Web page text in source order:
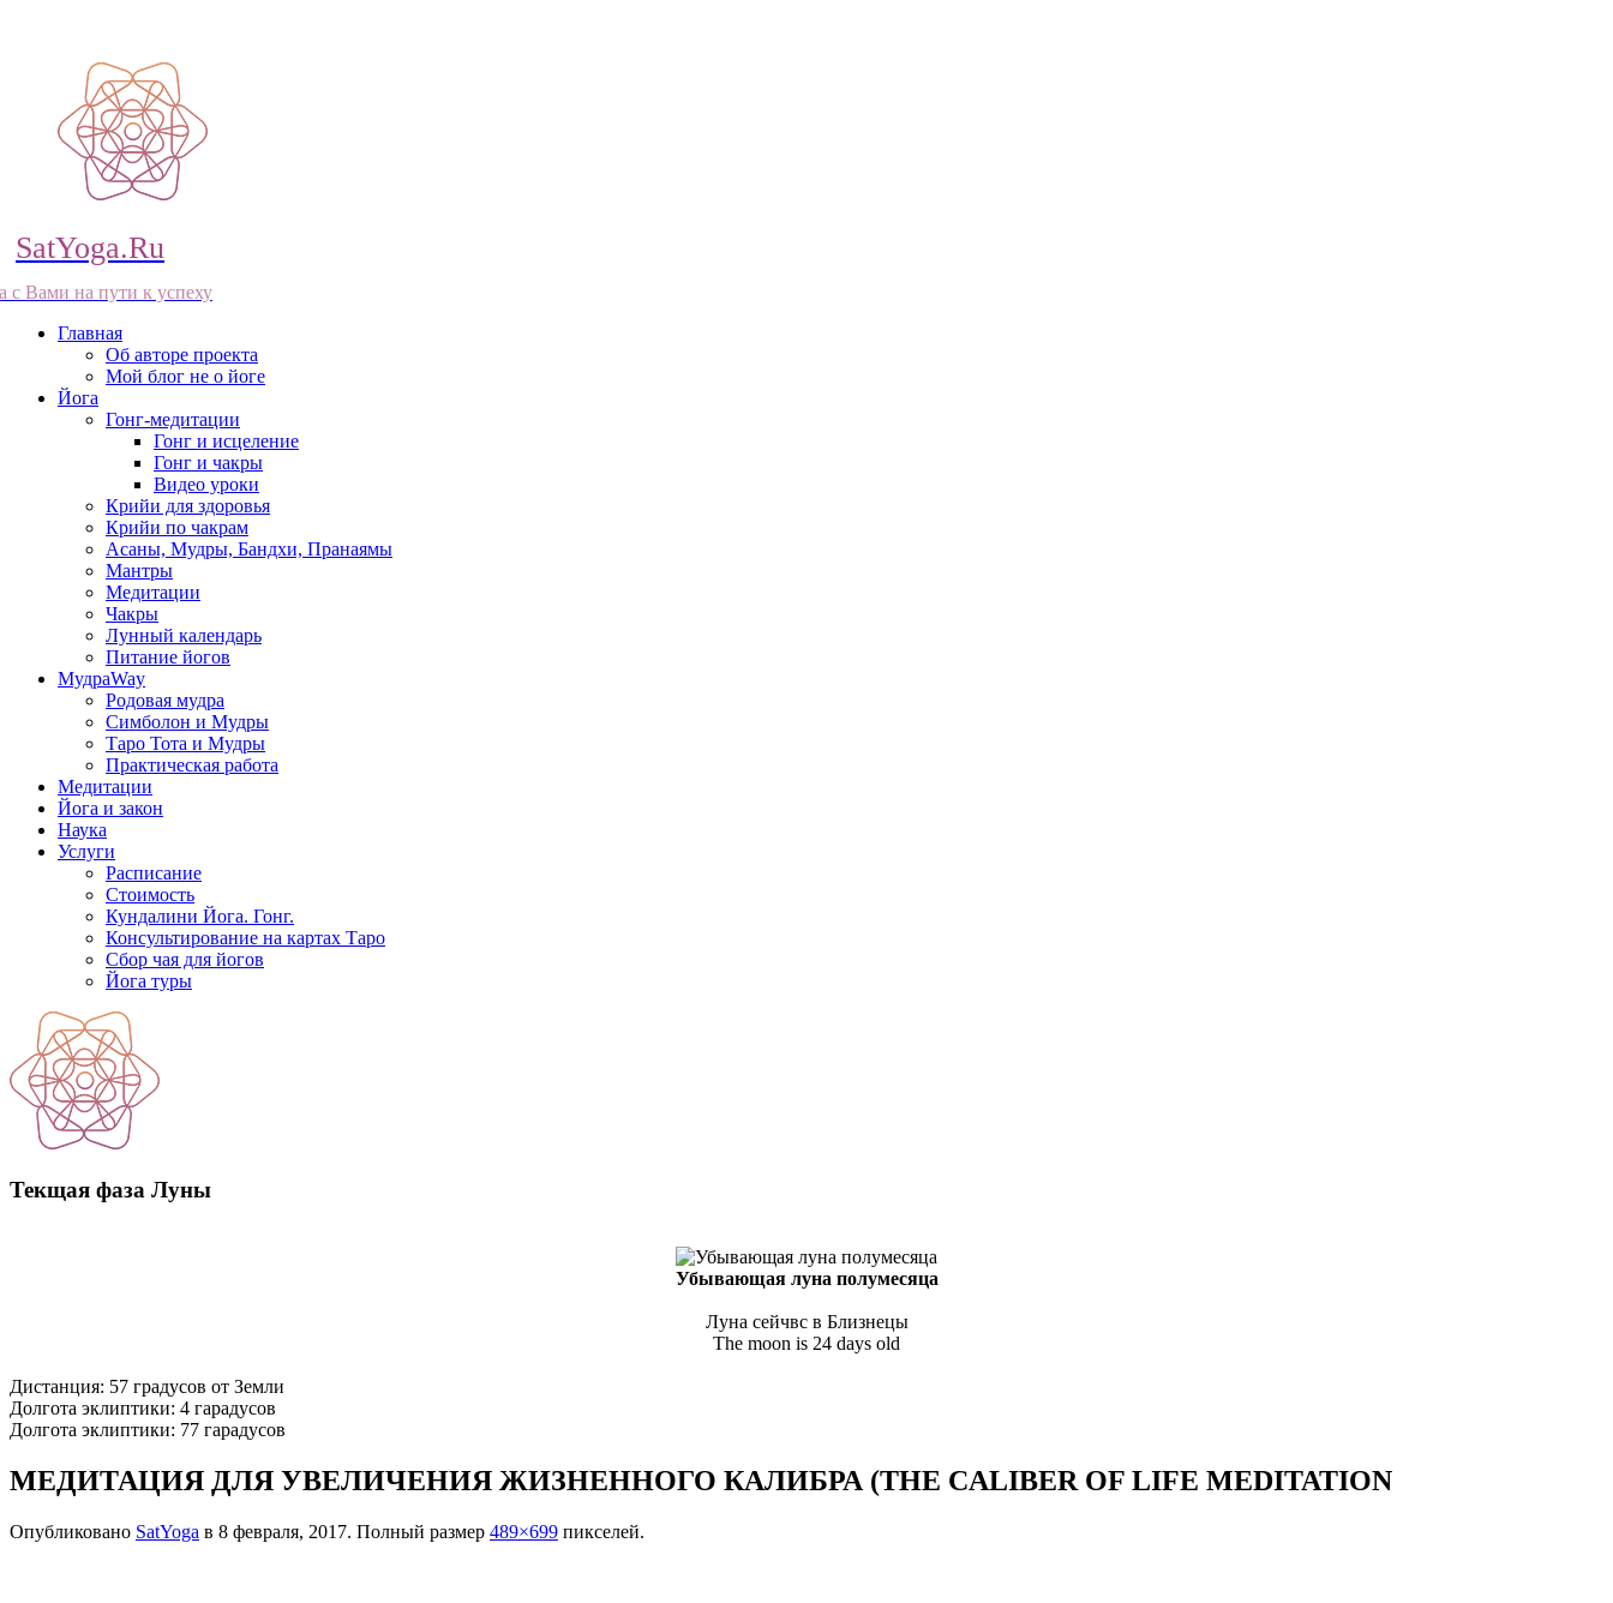
SatYoga.Ru
с Вами на пути к успеху
Главная
Об авторе проекта
Мой блог не о йоге
Йога
Гонг-медитации
Гонг и исцеление
Гонг и чакры
Видео уроки
Крийи для здоровья
Крийи по чакрам
Асаны, Мудры, Бандхи, Пранаямы
Мантры
Медитации
Чакры
Лунный календарь
Питание йогов
МудраWay
Родовая мудра
Симболон и Мудры
Таро Тота и Мудры
Практическая работа
Медитации
Йога и закон
Наука
Услуги
Расписание
Стоимость
Кундалини Йога. Гонг.
Консультирование на картах Таро
Сбор чая для йогов
Йога туры
Текщая фаза Луны
Убывающая луна полумесяца
Луна сейчвс в Близнецы
The moon is 24 days old
Дистанция: 57 градусов от Земли
Долгота эклиптики: 4 гарадусов
Долгота эклиптики: 77 гарадусов
МЕДИТАЦИЯ ДЛЯ УВЕЛИЧЕНИЯ ЖИЗНЕННОГО КАЛИБРА (THE CALIBER OF LIFE MEDITATION
Опубликовано SatYoga в 8 февраля, 2017. Полный размер 489×699 пикселей.